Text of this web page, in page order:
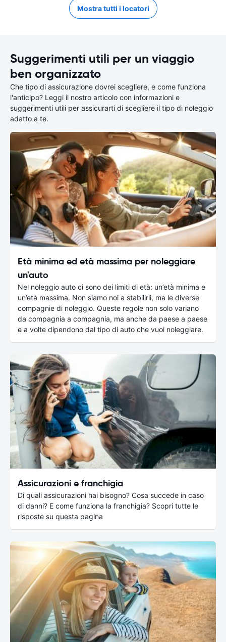
Mostra tutti i locatori
Suggerimenti utili per un viaggio
ben organizzato
Che tipo di assicurazione dovrei scegliere, e come funziona
l'anticipo? Leggi il nostro articolo con informazioni e
suggerimenti utili per assicurarti di scegliere il tipo di noleggio
adatto a te.
Età minima ed età massima per noleggiare
un'auto
Nel noleggio auto ci sono dei limiti di età: un’età minima e
un’età massima. Non siamo noi a stabilirli, ma le diverse
compagnie di noleggio. Queste regole non solo variano
da compagnia a compagnia, ma anche da paese a paese
e a volte dipendono dal tipo di auto che vuoi noleggiare.
Assicurazioni e franchigia
Di quali assicurazioni hai bisogno? Cosa succede in caso
di danni? E come funziona la franchigia? Scopri tutte le
risposte su questa pagina